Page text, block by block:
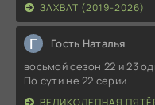
ЗАХВАТ (2019-2026)
Г Гость Наталья
восьмой сезон 22 и 23
По сути не 22 серии